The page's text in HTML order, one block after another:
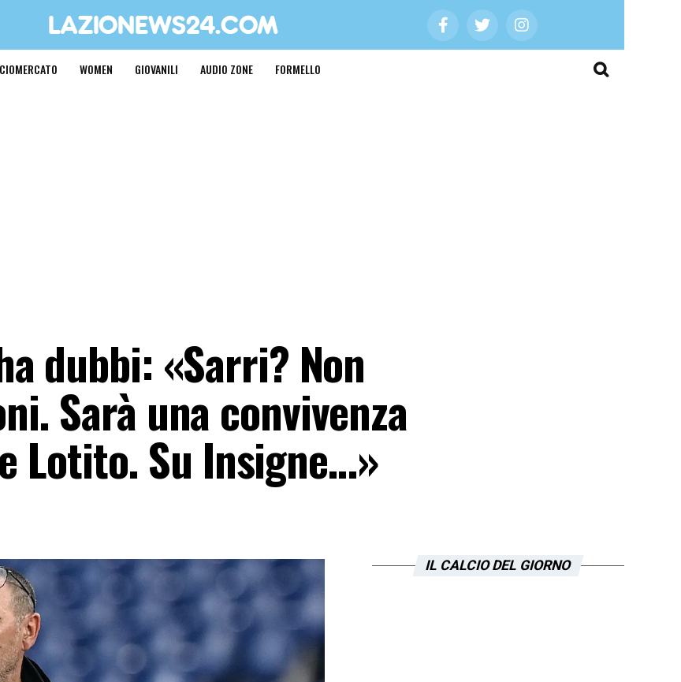
WOMEN GIOVANILI AUDIO ZONE FORMELLO
dubbi: «Sarri? Non
Sarà una convivenza
Lotito. Su Insigne…»
IL CALCIO DEL GIORNO